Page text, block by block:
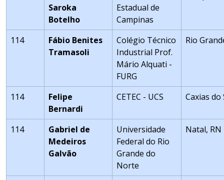
Saroka
Botelho
Estadual de
Campinas
114
Fábio Benites
Tramasoli
Colégio Técnico
Industrial Prof.
Mário Alquati -
FURG
Rio
114
Felipe
Bernardi
CETEC - UCS Caxias do
114
Gabriel de
Medeiros
Galvão
Universidade
Federal do Rio
Grande do
Norte
Natal, RN